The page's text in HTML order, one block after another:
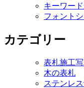
キーワー
フォント
カテゴリー
表札施工
木の表札
ステンレ